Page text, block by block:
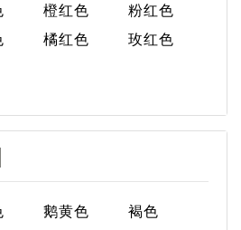
橙红色
粉红色
橘红色
玫红色
鹅黄色
褐色